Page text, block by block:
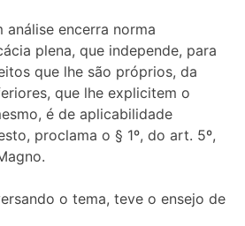
análise encerra norma
plena, que independe, para
que lhe são próprios, da
que lhe explicitem o
é de aplicabilidade
proclama o § 1º, do art. 5º,
o tema, teve o ensejo de